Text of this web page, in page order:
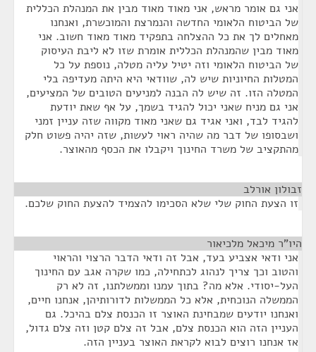
אני גם אומר מראש, אני מאוד מאוד מבין את המנהלת הכללית
של הביטוח הלאומי החדשה והנמרצת והמוכשרת, ואנחנו
מאחלים לך את כל ההצלחה בתפקיד מאוד מאוד חשוב. אני
מאוד מבין שהמנהלת הכללית אומרת שזו לא ליבת העיסוק
של הביטוח הלאומי וזה יטיל עליה מטלה, נוספת על כל
המטלות החיוניות שיש לה, שוודאי היא היתה מעדיפה בלי
המטלה הזו. זה שיש לה הבנה למניעים הטובים של המציעים,
אני גם מניח שאני יכול להגיד בשמך, על אף שאת יודעת
להגיד לבד, ואני אגיד גם שאני מאוד מקווה שזה עניין זמני
ושבסופו של דבר מה שהיה ראוי לעשות, שזה יהיה פשוט חלק
מהתקציב של משרד החינוך ויקבלו את הכסף מהאוצר.
זבולון אורלב
זו הצעת החוק שלי שלא הסכימו להצמיד להצעת החוק שלכם.
היו"ר מיכאל מלכיאור
אני ודאי אצביע בעד, אבל זה ודאי הדבר הרצוי והראוי
והטוב וכך צריך לנהוג לכתחילה, כמו שקרה אגב עם החינוך
העל-יסודי. אלא מה? בתוך עמנו וממשלתנו, זה לא רק
הממשלה הנוכחית, אלא כל הממשלות לדורותיהן, אנחנו חיים,
ואנחנו יודעים שמבחינת האוצר זו הכנסת צלם בהיכל. גם
העניין הזה הוא הכנסת צלם, אבל זה צלם קטן וזה צלם גדול,
אז אנחנו רוצים לבוא לקראת האוצר בעניין הזה.